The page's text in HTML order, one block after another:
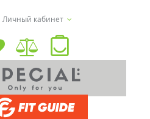
Личный кабинет